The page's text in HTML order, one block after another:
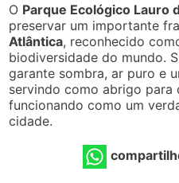
O Parque Ecológico Lauro
preservar um importante
Atlântica, reconhecido
biodiversidade do mundo.
garante sombra, ar puro e
servindo como abrigo para
funcionando como um
cidade.